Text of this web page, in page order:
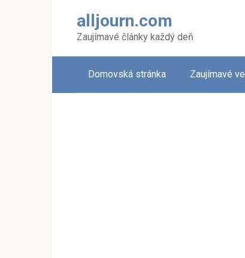
alljourn.com
Zaujímavé články každý deň
Domovská stránka Zaujímavé